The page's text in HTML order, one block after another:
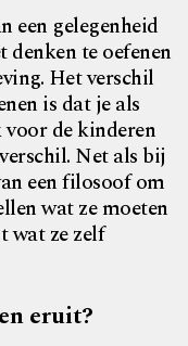
een gelegenheid
te oefenen
Het verschil
is dat je als
de kinderen
Net als bij
een filosoof om
wat ze moeten
wat ze zelf
eruit?